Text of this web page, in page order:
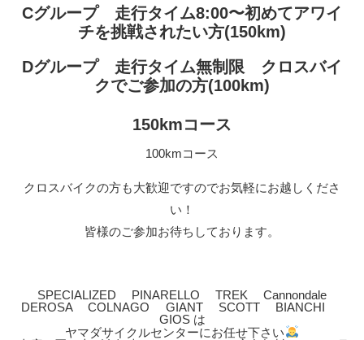
Cグループ 走行タイム8:00〜初めてアワイ
チを挑戦されたい方(150km)
Dグループ 走行タイム無制限 クロスバイ
クでご参加の方(100km)
150kmコース
100kmコース
クロスバイクの方も大歓迎ですのでお気軽にお越しくださ
い！
皆様のご参加お待ちしております。
SPECIALIZED PINARELLO TREK Cannondale
DEROSA COLNAGO GIANT SCOTT BIANCHI
GIOS は
ヤマダサイクルセンターにお任せ下さい